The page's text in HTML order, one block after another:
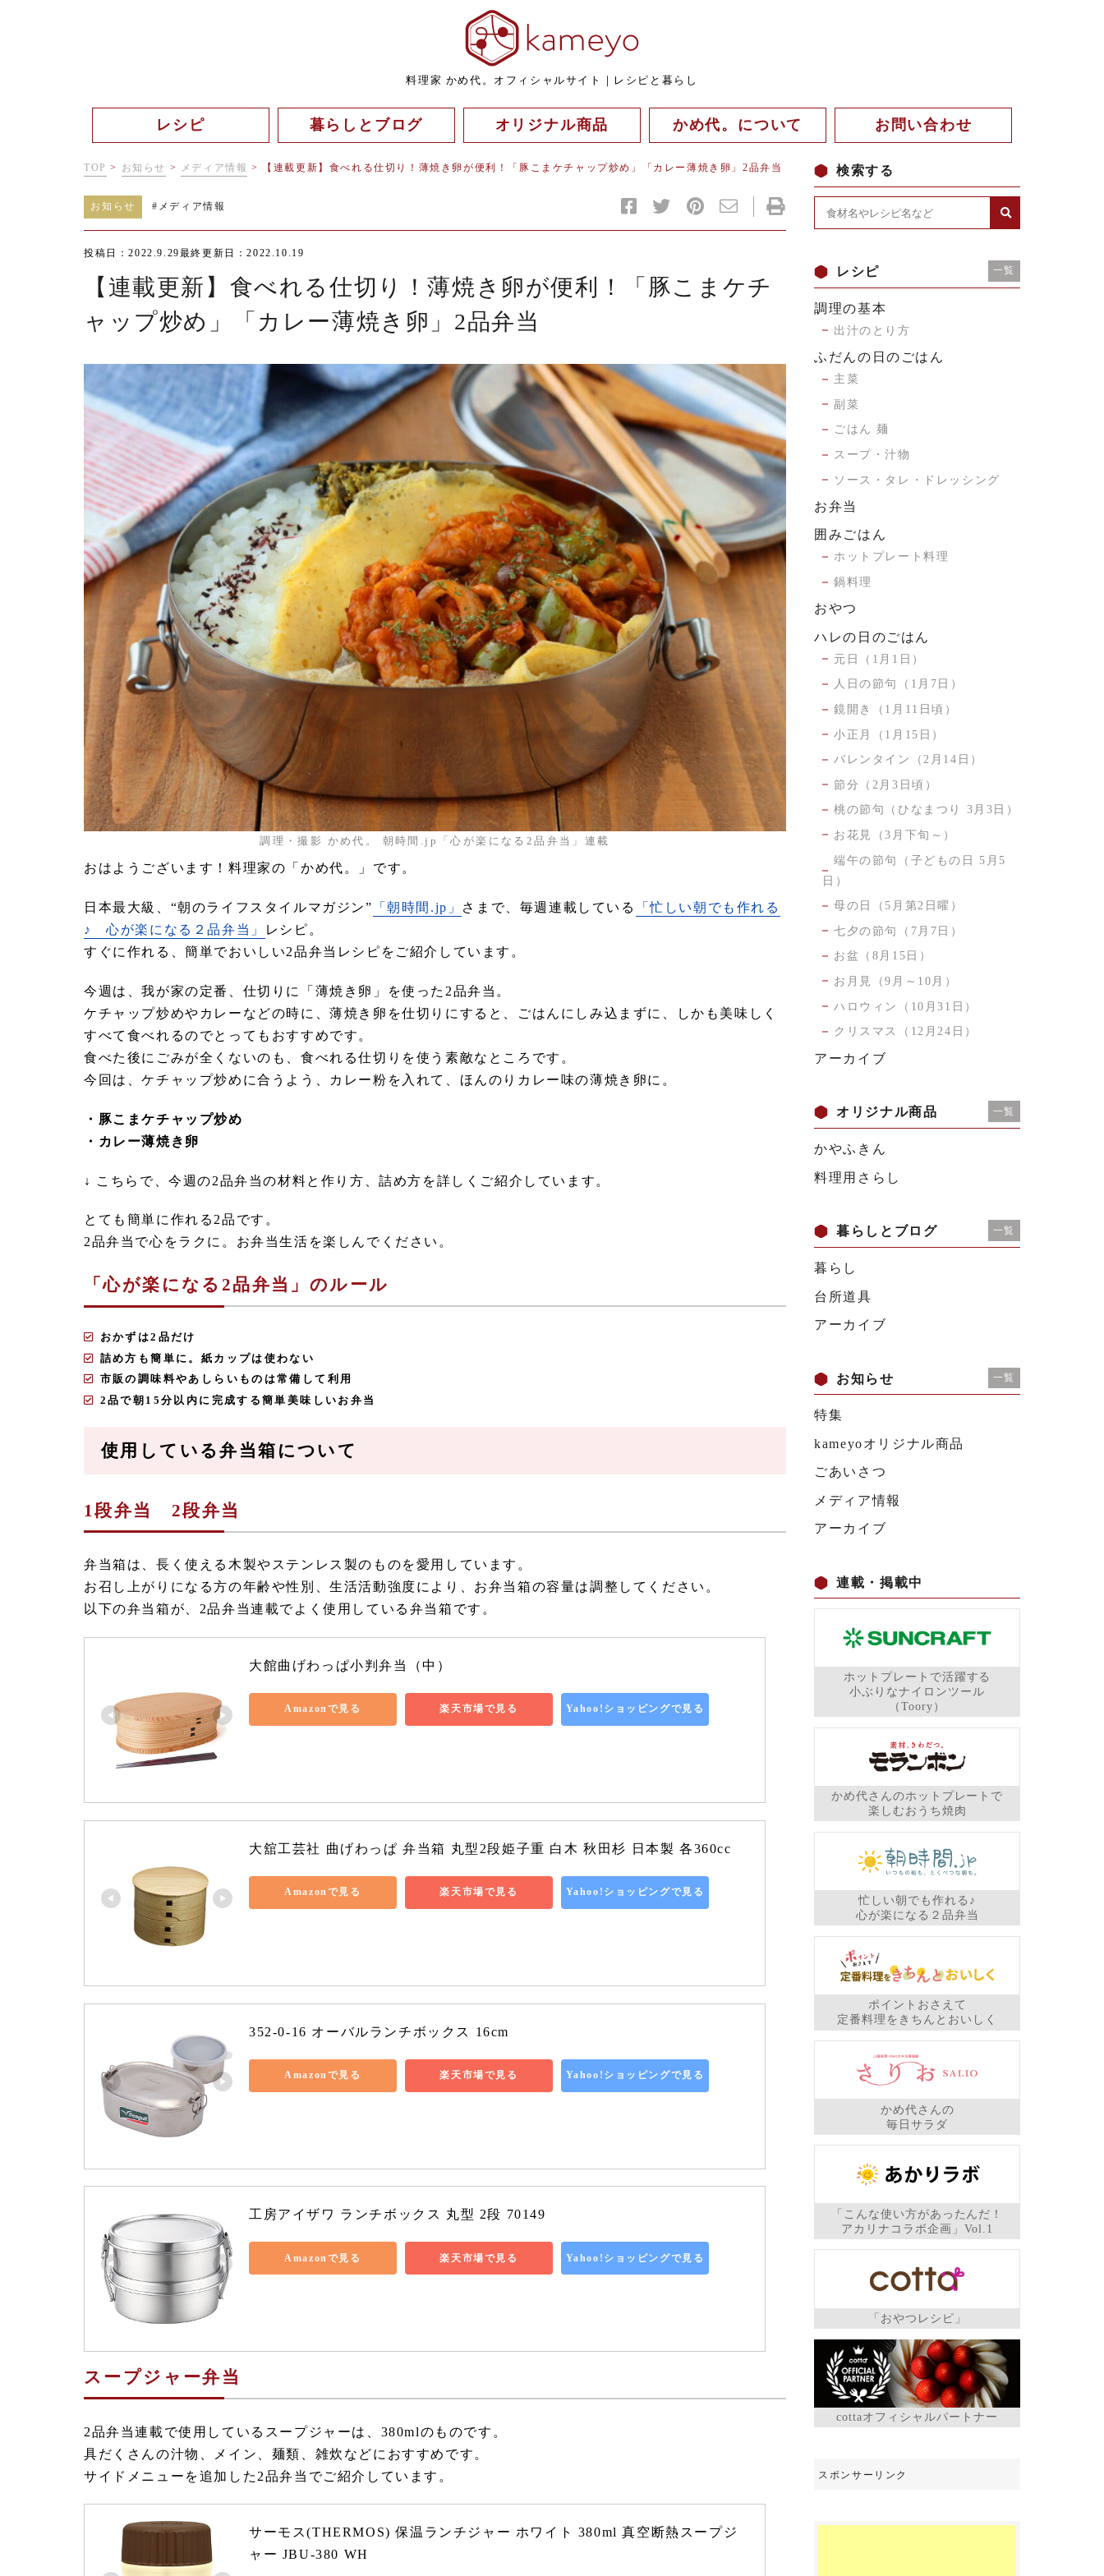
料理家 かめ代。オフィシャルサイト｜レシピと暮らし
レシピ 暮らしとブログ オリジナル商品 かめ代。について お問い合わせ
TOP > お知らせ > メディア情報 > 【連載更新】食べれる仕切り！薄焼き卵が便利！「豚こまケチャップ炒め」「カレー薄焼き卵」2品弁当
お知らせ # メディア情報
投稿日：2022.9.29最終更新日：2022.10.19
【連載更新】食べれる仕切り！薄焼き卵が便利！「豚こまケチ
ャップ炒め」「カレー薄焼き卵」2品弁当
調理・撮影 かめ代。 朝時間.jp「心が楽になる2品弁当」連載
おはようございます！料理家の「かめ代。」です。
日本最大級、“朝のライフスタイルマガジン” 「朝時間.jp」 さまで、毎週連載している
「忙しい朝でも作れる
♪ 心が楽になる２品弁当」
レシピ。
すぐに作れる、簡単でおいしい2品弁当レシピをご紹介しています。
今週は、我が家の定番、仕切りに「薄焼き卵」を使った2品弁当。
ケチャップ炒めやカレーなどの時に、薄焼き卵を仕切りにすると、ごはんにしみ込まずに、しかも美味しく
すべて食べれるのでとってもおすすめです。
食べた後にごみが全くないのも、食べれる仕切りを使う素敵なところです。
今回は、ケチャップ炒めに合うよう、カレー粉を入れて、ほんのりカレー味の薄焼き卵に。
・豚こまケチャップ炒め
・カレー薄焼き卵
↓ こちらで、今週の2品弁当の材料と作り方、詰め方を詳しくご紹介しています。
とても簡単に作れる2品です。
2品弁当で心をラクに。お弁当生活を楽しんでください。
「心が楽になる2品弁当」のルール
おかずは2品だけ
詰め方も簡単に。紙カップは使わない
市販の調味料やあしらいものは常備して利用
2品で朝15分以内に完成する簡単美味しいお弁当
使用している弁当箱について
1段弁当 2段弁当
弁当箱は、長く使える木製やステンレス製のものを愛用しています。
お召し上がりになる方の年齢や性別、生活活動強度により、お弁当箱の容量は調整してください。
以下の弁当箱が、2品弁当連載でよく使用している弁当箱です。
大館曲げわっぱ小判弁当（中）
Amazonで見る 楽天市場で見る Yahoo!ショッピングで見る
大舘工芸社 曲げわっぱ 弁当箱 丸型2段姫子重 白木 秋田杉 日本製 各360cc
Amazonで見る 楽天市場で見る Yahoo!ショッピングで見る
352-0-16 オーバルランチボックス 16cm
Amazonで見る 楽天市場で見る Yahoo!ショッピングで見る
工房アイザワ ランチボックス 丸型 2段 70149
Amazonで見る 楽天市場で見る Yahoo!ショッピングで見る
スープジャー弁当
2品弁当連載で使用しているスープジャーは、380mlのものです。
具だくさんの汁物、メイン、麺類、雑炊などにおすすめです。
サイドメニューを追加した2品弁当でご紹介しています。
サーモス(THERMOS) 保温ランチジャー ホワイト 380ml 真空断熱スープジ
ャー JBU-380 WH
検索する
レシピ 一覧
調理の基本
出汁のとり方
ふだんの日のごはん
主菜
副菜
ごはん 麺
スープ・汁物
ソース・タレ・ドレッシング
お弁当
囲みごはん
ホットプレート料理
鍋料理
おやつ
ハレの日のごはん
元日（1月1日）
人日の節句（1月7日）
鏡開き（1月11日頃）
小正月（1月15日）
バレンタイン（2月14日）
節分（2月3日頃）
桃の節句（ひなまつり 3月3日）
お花見（3月下旬～）
端午の節句（子どもの日 5月5
日）
母の日（5月第2日曜）
七夕の節句（7月7日）
お盆（8月15日）
お月見（9月～10月）
ハロウィン（10月31日）
クリスマス（12月24日）
アーカイブ
オリジナル商品 一覧
かやふきん
料理用さらし
暮らしとブログ 一覧
暮らし
台所道具
アーカイブ
お知らせ 一覧
特集
kameyoオリジナル商品
ごあいさつ
メディア情報
アーカイブ
連載・掲載中
ホットプレートで活躍する
小ぶりなナイロンツール
（Toory）
かめ代さんのホットプレートで
楽しむおうち焼肉
忙しい朝でも作れる♪
心が楽になる２品弁当
ポイントおさえて
定番料理をきちんとおいしく
かめ代さんの
毎日サラダ
「こんな使い方があったんだ！
アカリナコラボ企画」Vol.1
「おやつレシピ」
cottaオフィシャルパートナー